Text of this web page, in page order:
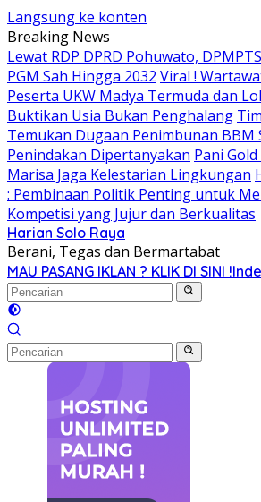
Langsung ke konten
Breaking News
Lewat RDP DPRD Pohuwato,
PGM Sah Hingga 2032 Viral !
Peserta UKW Madya Termuda dan
Buktikan Usia Bukan Penghalang
Temukan Dugaan Penimbunan BBM
Penindakan Dipertanyakan Pani
Marisa Jaga Kelestarian Lingkungan
: Pembinaan Politik Penting untuk
Kompetisi yang Jujur dan Berkualitas
Harian Solo Raya
Berani, Tegas dan Bermartabat
MAU PASANG IKLAN ? KLIK DI SINI !